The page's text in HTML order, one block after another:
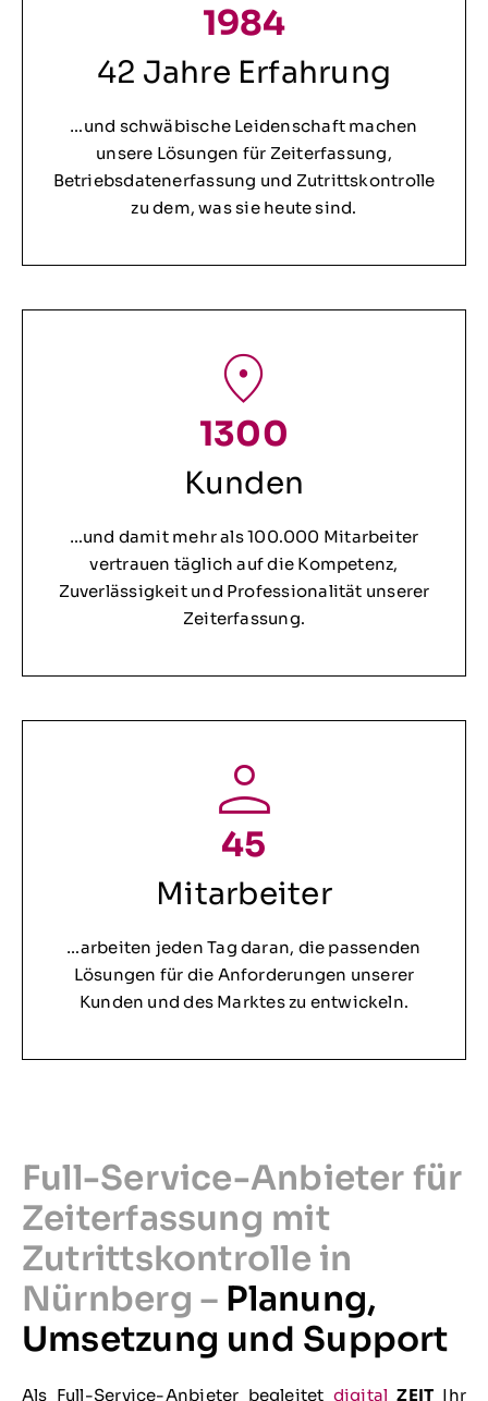
1984
42 Jahre Erfahrung
…und schwäbische Leidenschaft machen
unsere Lösungen für Zeiterfassung,
Betriebsdatenerfassung und Zutrittskontrolle
zu dem, was sie heute sind.
1300
Kunden
…und damit mehr als 100.000 Mitarbeiter
vertrauen täglich auf die Kompetenz,
Zuverlässigkeit und Professionalität unserer
Zeiterfassung.
45
Mitarbeiter
…arbeiten jeden Tag daran, die passenden
Lösungen für die Anforderungen unserer
Kunden und des Marktes zu entwickeln.
Full-Service-Anbieter für
Zeiterfassung mit
Zutrittskontrolle in
Nürnberg – Planung,
Umsetzung und Support
Als Full-Service-Anbieter begleitet digital ZEIT Ihr